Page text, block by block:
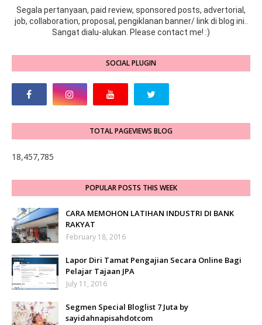
Segala pertanyaan, paid review, sponsored posts, advertorial,
job, collaboration, proposal, pengiklanan banner/ link di blog ini..
Sangat dialu-alukan. Please contact me! :)
SOCIAL PLUGIN
TOTAL PAGEVIEWS BLOG
18,457,785
POPULAR POSTS THIS WEEK
CARA MEMOHON LATIHAN INDUSTRI DI BANK
RAKYAT
February 18, 2016
Lapor Diri Tamat Pengajian Secara Online Bagi
Pelajar Tajaan JPA
July 11, 2016
Segmen Special Bloglist 7 Juta by
sayidahnapisahdotcom